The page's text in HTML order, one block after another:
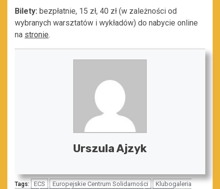
Bilety: bezpłatnie, 15 zł, 40 zł (w zależności od
wybranych warsztatów i wykładów) do nabycie online
na stronie.
Urszula Ajzyk
Tags: ECS Europejskie Centrum Solidarności
Klubogaleria